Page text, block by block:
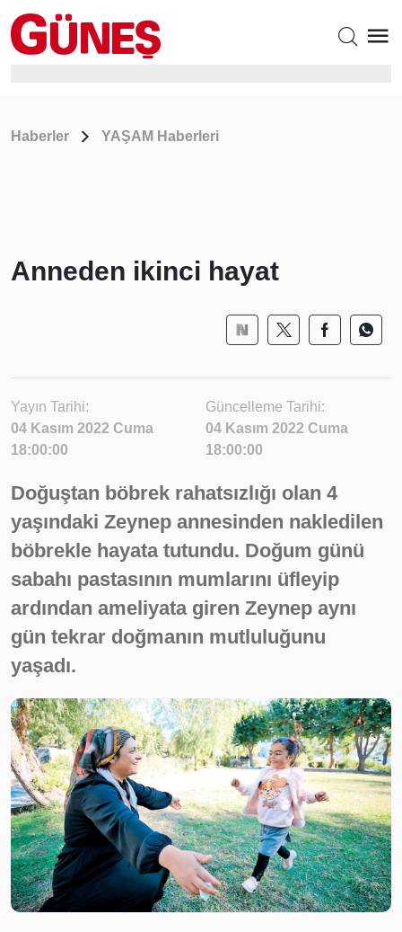
Haberler YAŞAM Haberleri
Anneden ikinci hayat
Yayın Tarihi:
04 Kasım 2022 Cuma
18:00:00
Güncelleme Tarihi:
04 Kasım 2022 Cuma
18:00:00
Doğuştan böbrek rahatsızlığı olan 4
yaşındaki Zeynep annesinden nakledilen
böbrekle hayata tutundu. Doğum günü
sabahı pastasının mumlarını üfleyip
ardından ameliyata giren Zeynep aynı
gün tekrar doğmanın mutluluğunu
yaşadı.